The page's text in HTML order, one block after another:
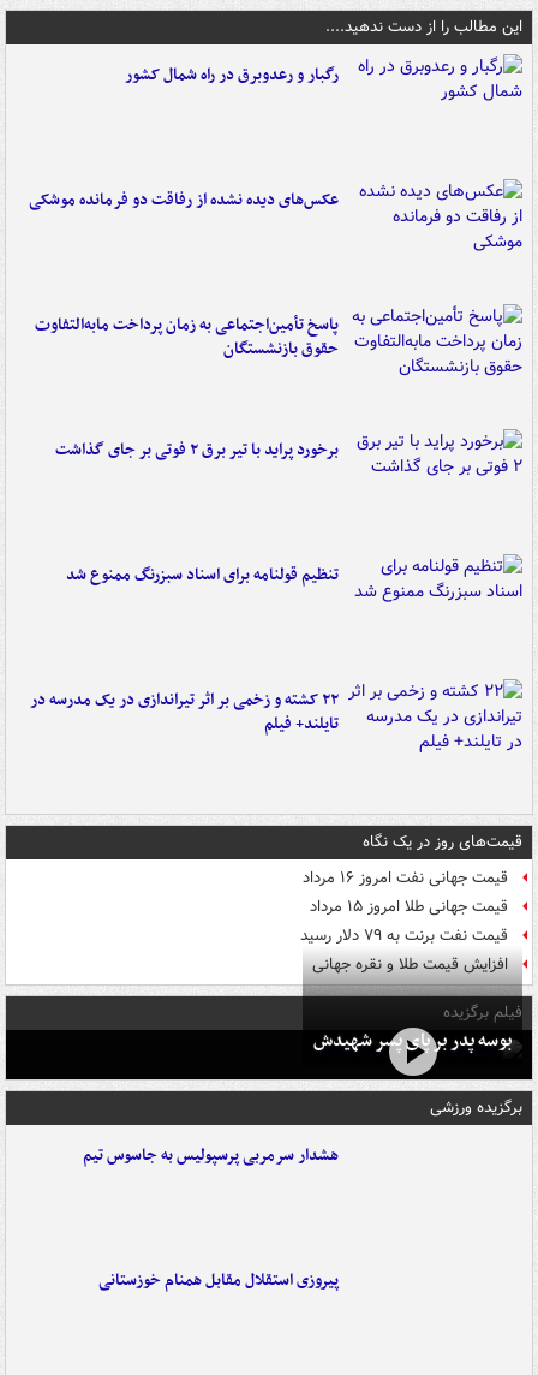
این مطالب را از دست ندهید....
رگبار و رعدوبرق در راه شمال کشور
عکس‌های دیده نشده از رفاقت دو فرمانده‌ موشکی
پاسخ تأمین‌اجتماعی به زمان پرداخت مابه‌التفاوت
حقوق بازنشستگان
برخورد پراید با تیر برق ۲ فوتی بر جای گذاشت
تنظیم قولنامه برای اسناد سبزرنگ ممنوع شد
۲۲ کشته و زخمی بر اثر تیراندازی در یک مدرسه در
تایلند+ فیلم
قیمت‌های روز در یک نگاه
قیمت جهانی نفت امروز ۱۶ مرداد
قیمت جهانی طلا امروز ۱۵ مرداد
قیمت نفت برنت به ۷۹ دلار رسید
افزایش قیمت طلا و نقره جهانی
فیلم برگزیده
بوسه‌ پدر بر پای پسر شهیدش
برگزیده ورزشی
هشدار سرمربی پرسپولیس به جاسوس تیم
پیروزی استقلال مقابل همنام خوزستانی